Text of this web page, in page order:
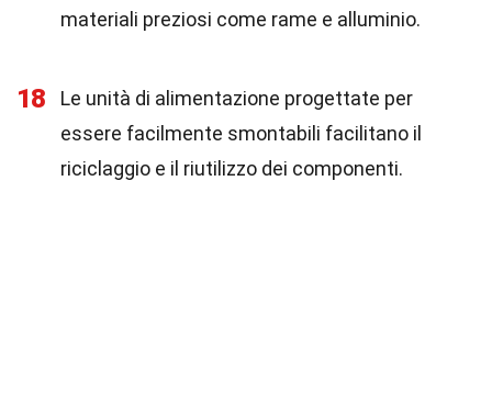
materiali preziosi come rame e alluminio.
18
Le unità di alimentazione progettate per
essere facilmente smontabili facilitano il
riciclaggio e il riutilizzo dei componenti.